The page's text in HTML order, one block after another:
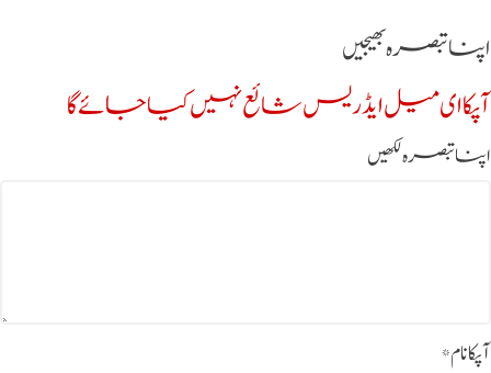
اپنا تبصرہ بھیجیں
آپکا ای میل ایڈریس شائع نہیں کیا جائے گا
اپنا تبصرہ لکھیں
آپکا نام*